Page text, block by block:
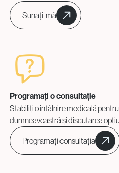
Sunați-mă
Programați o consultație
Stabiliți o întâlnire medicală
dumneavoastră și discutarea
Programați consultația